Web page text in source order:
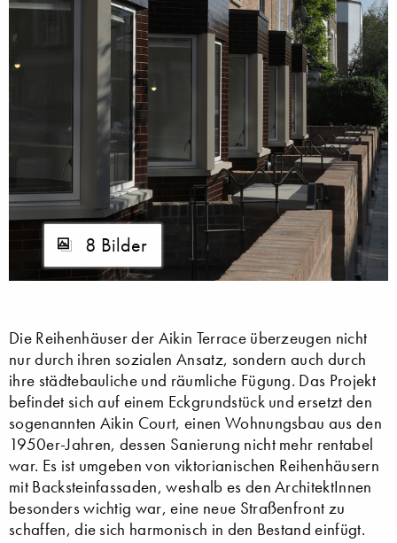
8 Bilder
Die Reihenhäuser der Aikin Terrace überzeugen nicht
nur durch ihren sozialen Ansatz, sondern auch durch
ihre städtebauliche und räumliche Fügung. Das Projekt
befindet sich auf einem Eckgrundstück und ersetzt den
sogenannten Aikin Court, einen Wohnungsbau aus den
1950er-Jahren, dessen Sanierung nicht mehr rentabel
war. Es ist umgeben von viktorianischen Reihenhäusern
mit Backsteinfassaden, weshalb es den ArchitektInnen
besonders wichtig war, eine neue Straßenfront zu
schaffen, die sich harmonisch in den Bestand einfügt.